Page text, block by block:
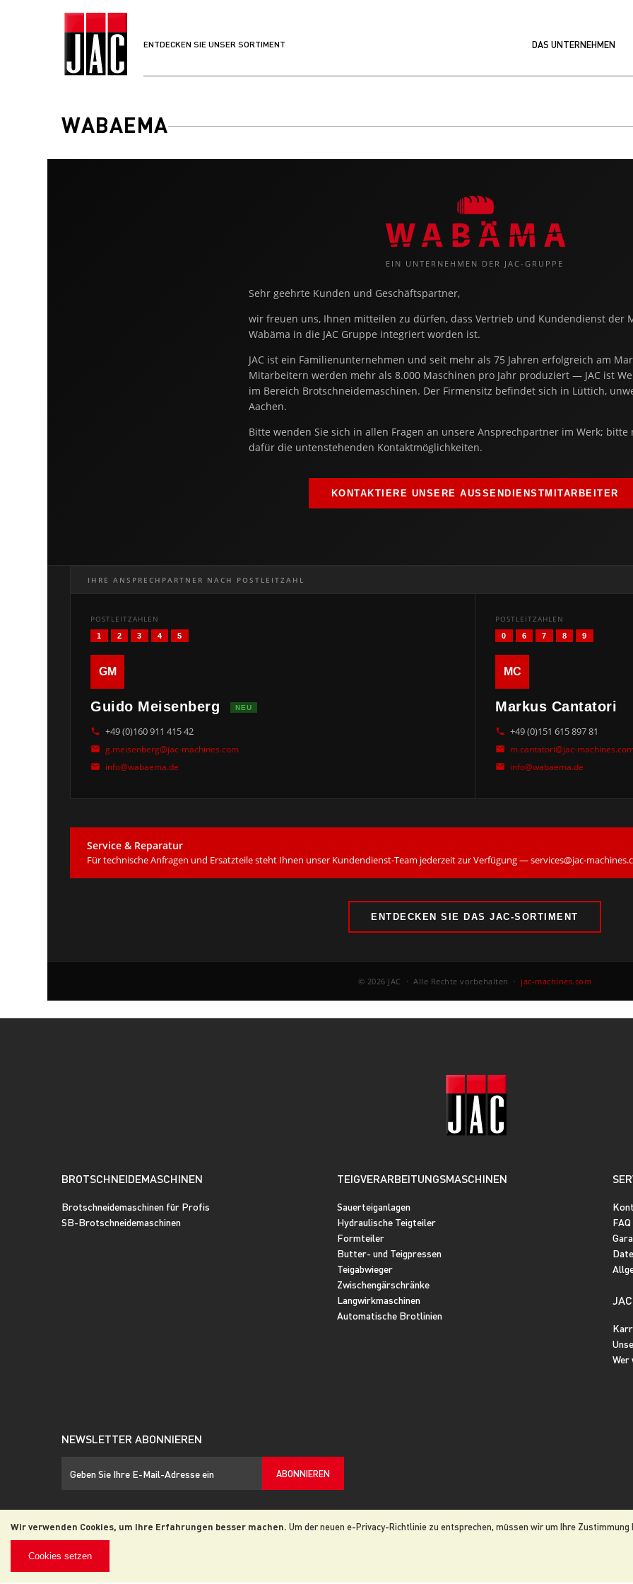
ENTDECKEN SIE UNSER SORTIMENT DAS UNTERNEHMEN
Wir verwenden Cookies, um Ihre Erfahrungen besser machen. Um der neuen e-Privacy-Richtlinie zu entsprechen, müssen wir um Ihre
Cookies setzen
WABAEMA
EIN UNTERNEHMEN DER JAC-GRUPPE
Sehr geehrte Kunden und Geschäftspartner,
wir freuen uns, Ihnen mitteilen zu dürfen, dass Vertrieb und Kundendienst der
Wabäma in die JAC Gruppe integriert worden ist.
JAC ist ein Familienunternehmen und seit mehr als 75 Jahren erfolgreich am
Mitarbeitern werden mehr als 8.000 Maschinen pro Jahr produziert — JAC ist
im Bereich Brotschneidemaschinen. Der Firmensitz befindet sich in Lüttich,
Aachen.
Bitte wenden Sie sich in allen Fragen an unsere Ansprechpartner im Werk; bitte
dafür die untenstehenden Kontaktmöglichkeiten.
KONTAKTIERE UNSERE AUSSENDIENSTMITARBEITER
IHRE ANSPRECHPARTNER NACH POSTLEITZAHL
POSTLEITZAHLEN
1 2 3 4 5
GM
Guido Meisenberg NEU
+49 (0)160 911 415 42
g.meisenberg@jac-machines.com
info@wabaema.de
POSTLEITZAHLEN
0 6 7 8 9
MC
Markus Cantatori
+49 (0)151 615 897 81
m.cantatori@jac-
info@wabaema.de
Service & Reparatur
Für technische Anfragen und Ersatzteile steht Ihnen unser Kundendienst-Team jederzeit zur Verfügung — services@jac-
ENTDECKEN SIE DAS JAC-SORTIMENT
© 2026 JAC · Alle Rechte vorbehalten · jac-machines.com
NEWSLETTER ABONNIEREN
ABONNIEREN
BROTSCHNEIDEMASCHINEN
Brotschneidemaschinen für Profis
SB-Brotschneidemaschinen
TEIGVERARBEITUNGSMASCHINEN
Sauerteiganlagen
Hydraulische Teigteiler
Formteiler
Butter- und Teigpressen
Teigabwieger
Zwischengärschränke
Langwirkmaschinen
Automatische Brotlinien
FAQ
JAC
Wer